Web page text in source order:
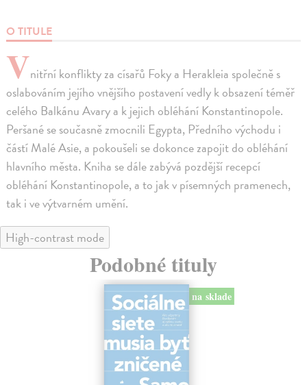
O TITULE
Vnitřní konflikty za císařů Foky a Herakleia společně s
oslabováním jejího vnějšího postavení vedly k obsazení téměř
celého Balkánu Avary a k jejich obléhání Konstantinopole.
Peršané se současně zmocnili Egypta, Předního východu i
částí Malé Asie, a pokoušeli se dokonce zapojit do obléhání
hlavního města. Kniha se dále zabývá pozdější recepcí
obléhání Konstantinopole, a to jak v písemných pramenech,
tak i ve výtvarném umění.
High-contrast mode
Podobné tituly
na sklade